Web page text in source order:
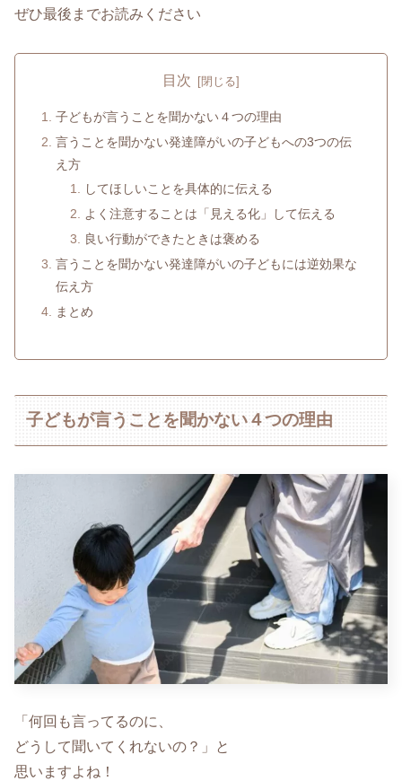
ぜひ最後までお読みください
目次
子どもが言うことを聞かない４つの理由
言うことを聞かない発達障がいの子どもへの3つの伝
え方
してほしいことを具体的に伝える
よく注意することは「見える化」して伝える
良い行動ができたときは褒める
言うことを聞かない発達障がいの子どもには逆効果な
伝え方
まとめ
子どもが言うことを聞かない４つの理由
「何回も言ってるのに、
どうして聞いてくれないの？」と
思いますよね！